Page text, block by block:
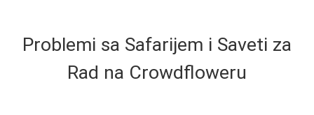
Problemi sa Safarijem i Saveti za
Rad na Crowdfloweru